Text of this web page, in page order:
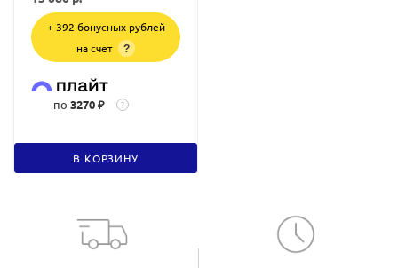
+ 392 бонусных рублей
на счет
?
по 3270 ₽ ?
В КОРЗИНУ